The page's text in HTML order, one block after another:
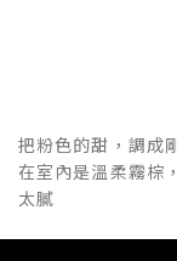
把粉色的甜，調成
在室內是溫柔霧棕
太膩